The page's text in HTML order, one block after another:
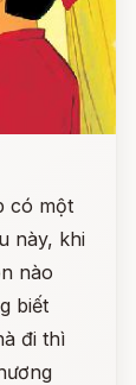
có một
này, khi
nào
biết
đi thì